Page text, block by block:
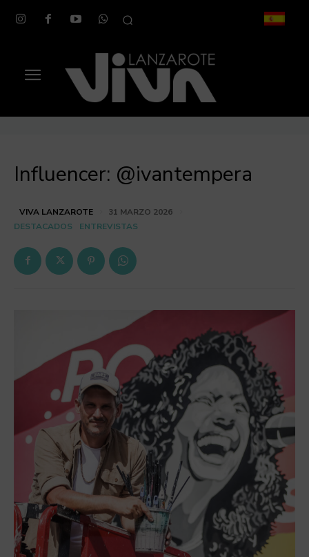
Influencer: @ivantempera
VIVA LANZAROTE
31 MARZO 2026
DESTACADOS
ENTREVISTAS